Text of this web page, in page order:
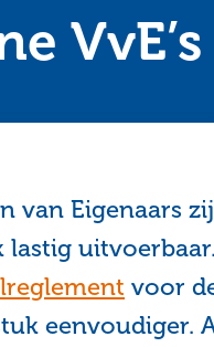
van Eigenaars
voor
eenvoudiger.